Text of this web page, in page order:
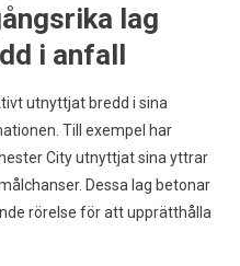
lag
i anfall
utnyttjat bredd i sina
Till exempel har
City utnyttjat sina yttrar
Dessa lag betonar
rörelse för att upprätthålla